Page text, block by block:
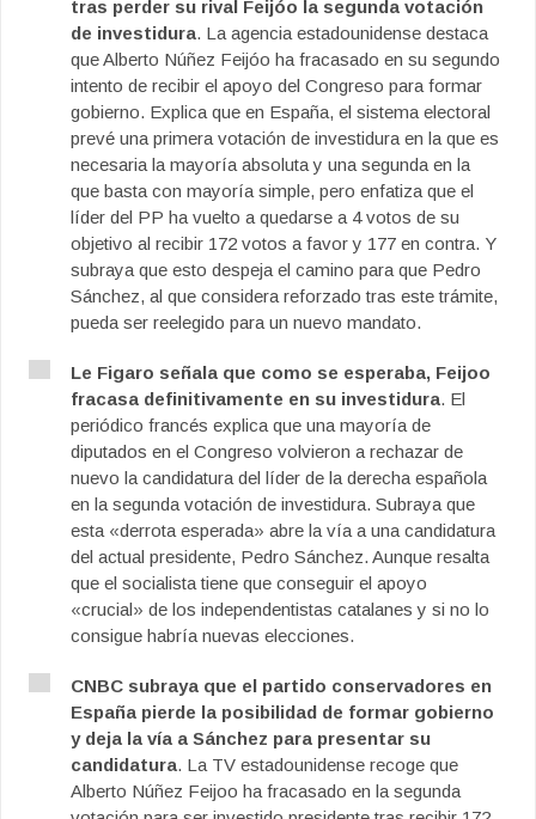
tras perder su rival Feijóo la segunda votación
de investidura. La agencia estadounidense destaca
que Alberto Núñez Feijóo ha fracasado en su segundo
intento de recibir el apoyo del Congreso para formar
gobierno. Explica que en España, el sistema electoral
prevé una primera votación de investidura en la que es
necesaria la mayoría absoluta y una segunda en la
que basta con mayoría simple, pero enfatiza que el
líder del PP ha vuelto a quedarse a 4 votos de su
objetivo al recibir 172 votos a favor y 177 en contra. Y
subraya que esto despeja el camino para que Pedro
Sánchez, al que considera reforzado tras este trámite,
pueda ser reelegido para un nuevo mandato.
Le Figaro señala que como se esperaba, Feijoo
fracasa definitivamente en su investidura. El
periódico francés explica que una mayoría de
diputados en el Congreso volvieron a rechazar de
nuevo la candidatura del líder de la derecha española
en la segunda votación de investidura. Subraya que
esta «derrota esperada» abre la vía a una candidatura
del actual presidente, Pedro Sánchez. Aunque resalta
que el socialista tiene que conseguir el apoyo
«crucial» de los independentistas catalanes y si no lo
consigue habría nuevas elecciones.
CNBC subraya que el partido conservadores en
España pierde la posibilidad de formar gobierno
y deja la vía a Sánchez para presentar su
candidatura. La TV estadounidense recoge que
Alberto Núñez Feijoo ha fracasado en la segunda